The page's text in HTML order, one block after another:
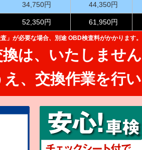
34,750円 44,350円
52,350円 61,950円
」が必要な場合、別途 OBD検査料がかかります。
は、 いたしませ
、 交換作業を行